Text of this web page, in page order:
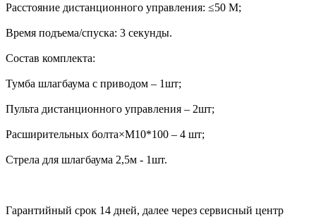
Расстояние дистанционного управления: ≤50 М;
Время подъема/спуска: 3 секунды.
Состав комплекта:
Тумба шлагбаума с приводом – 1шт;
Пульта дистанционного управления – 2шт;
Расширительных болта×M10*100 – 4 шт;
Стрела для шлагбаума 2,5м - 1шт.
Гарантийный срок 14 дней, далее через сервисный центр